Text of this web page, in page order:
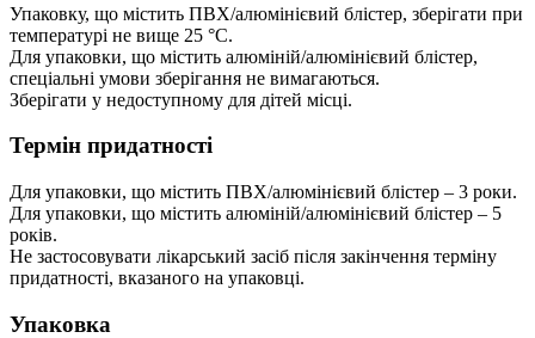
Упаковку, що містить ПВХ/алюмінієвий блістер, зберігати при
температурі не вище 25 °C.
Для упаковки, що містить алюміній/алюмінієвий блістер,
спеціальні умови зберігання не вимагаються.
Зберігати у недоступному для дітей місці.
Термін придатності
Для упаковки, що містить ПВХ/алюмінієвий блістер – 3 роки.
Для упаковки, що містить алюміній/алюмінієвий блістер – 5
років.
Не застосовувати лікарський засіб після закінчення терміну
придатності, вказаного на упаковці.
Упаковка